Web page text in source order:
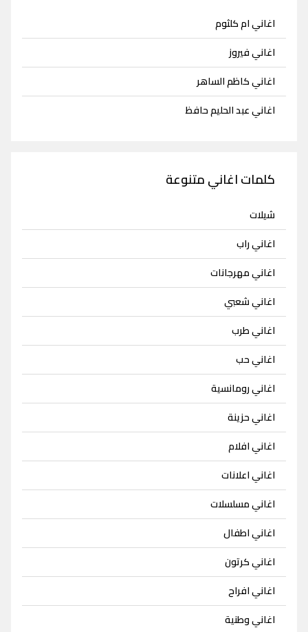
اغاني ام كلثوم
اغاني فيروز
اغاني كاظم الساهر
اغاني عبد الحليم حافظ
كلمات اغاني متنوعة
شيلات
اغاني راب
اغاني مهرجانات
اغاني شعبي
اغاني طرب
اغاني حب
اغاني رومانسية
اغاني حزينة
اغاني افلام
اغاني اعلانات
اغاني مسلسلات
اغاني اطفال
اغاني كرتون
اغاني افراح
اغاني وطنية